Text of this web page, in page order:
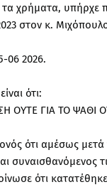
χρήματα, υπήρχε
στον κ.
06 2026.
ότι:
ΟΥΤΕ ΓΙΑ ΤΟ ΨΑΘΙ
ότι αμέσως
συναισθανόμενος
ότι